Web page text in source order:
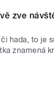
zve
hada, to je
znamená